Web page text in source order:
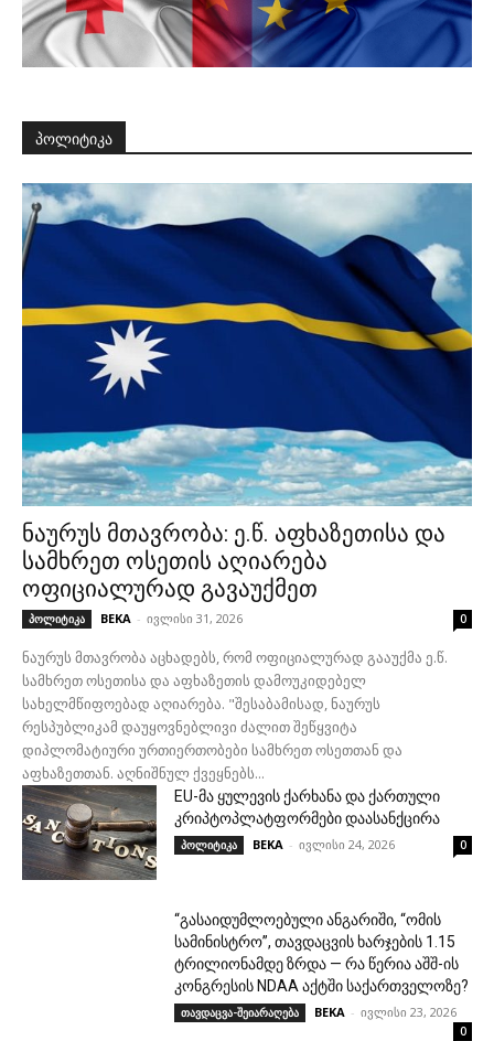
პოლიტიკა
ნაურუს მთავრობა: ე.წ. აფხაზეთისა და
სამხრეთ ოსეთის აღიარება
ოფიციალურად გავაუქმეთ
პოლიტიკა BEKA - ივლისი 31, 2026 0
ნაურუს მთავრობა აცხადებს, რომ ოფიციალურად გააუქმა ე.წ.
სამხრეთ ოსეთისა და აფხაზეთის დამოუკიდებელ
სახელმწიფოებად აღიარება. "შესაბამისად, ნაურუს
რესპუბლიკამ დაუყოვნებლივი ძალით შეწყვიტა
დიპლომატიური ურთიერთობები სამხრეთ ოსეთთან და
აფხაზეთთან. აღნიშნულ ქვეყნებს...
EU-მა ყულევის ქარხანა და ქართული
კრიპტოპლატფორმები დაასანქცირა
პოლიტიკა BEKA - ივლისი 24, 2026 0
“გასაიდუმლოებული ანგარიში, “ომის
სამინისტრო”, თავდაცვის ხარჯების 1.15
ტრილიონამდე ზრდა — რა წერია აშშ-ის
კონგრესის NDAA აქტში საქართველოზე?
თავდაცვა-შეიარაღება BEKA - ივლისი 23, 2026
0